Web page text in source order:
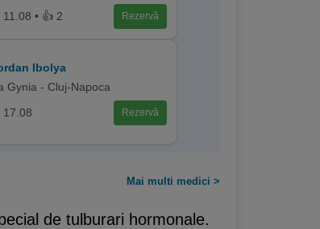
11.08 • 👍 2 Rezervă
Ibolya
Gynia - Cluj-Napoca
17.08 Rezervă
Mai multi medici >
de tulburari hormonale.